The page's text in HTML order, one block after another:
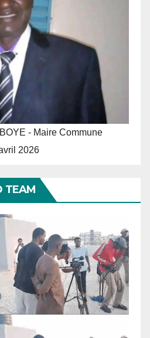
- Maire Commune
2026
TEAM